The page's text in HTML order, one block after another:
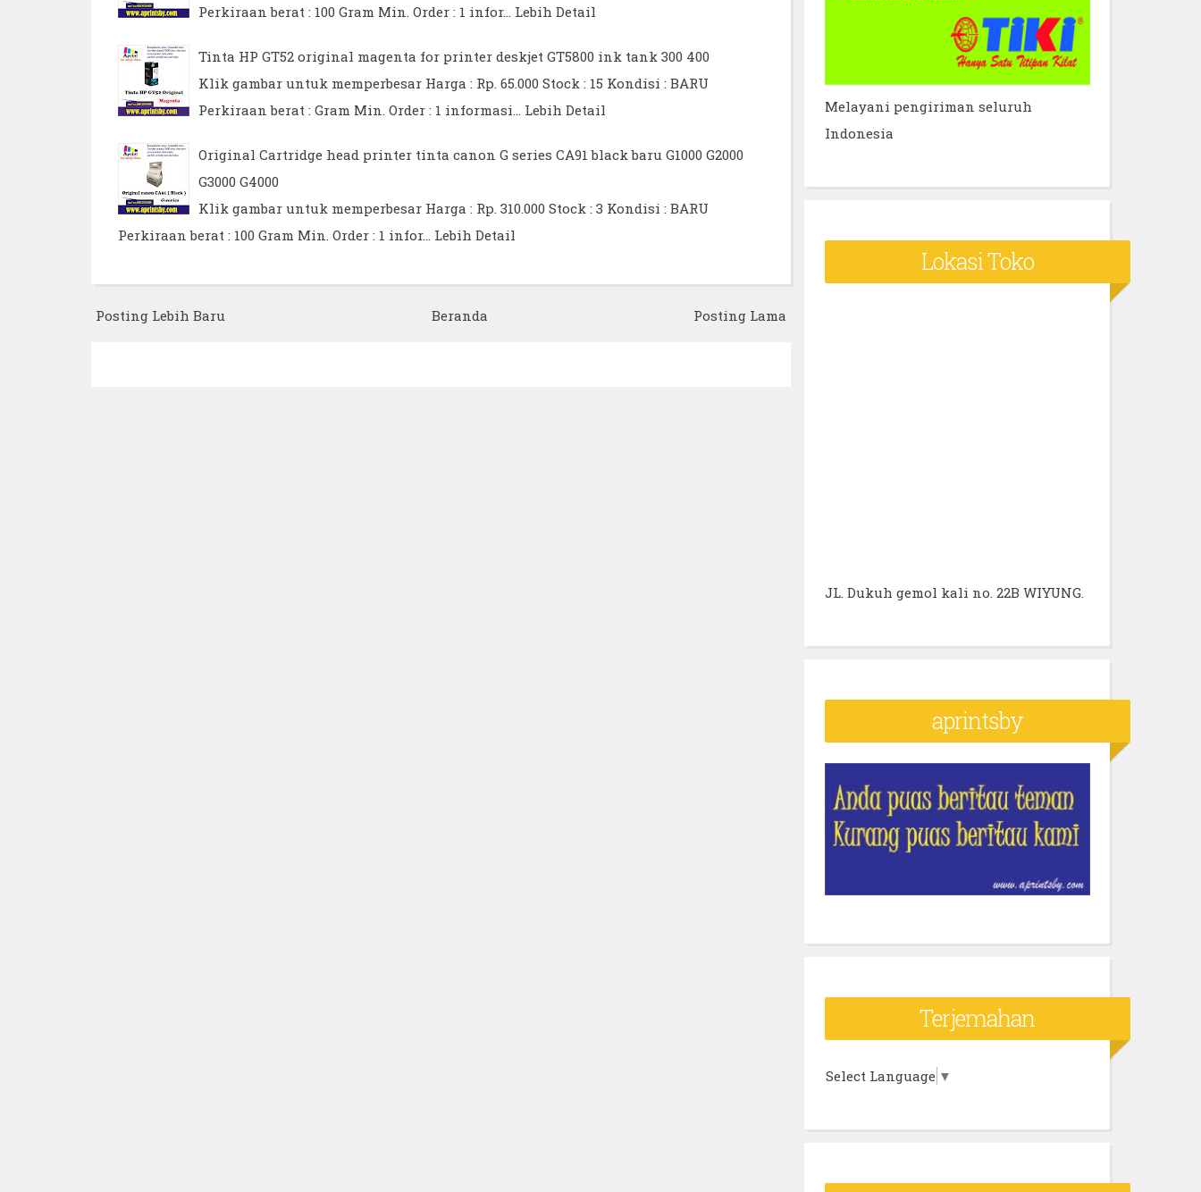
Perkiraan berat : 100 Gram Min. Order : 1 infor… Lebih Detail
Tinta HP GT52 original magenta for printer deskjet GT5800 ink tank 300 400
Klik gambar untuk memperbesar Harga : Rp. 65.000 Stock : 15 Kondisi : BARU
Perkiraan berat : Gram Min. Order : 1 informasi… Lebih Detail
Original Cartridge head printer tinta canon G series CA91 black baru G1000 G2000
G3000 G4000
Klik gambar untuk memperbesar Harga : Rp. 310.000 Stock : 3 Kondisi : BARU
Perkiraan berat : 100 Gram Min. Order : 1 infor… Lebih Detail
Posting Lebih Baru Posting Lama
Beranda
Melayani pengiriman seluruh
Indonesia
Lokasi Toko
JL. Dukuh gemol kali no. 22B WIYUNG.
aprintsby
Terjemahan
Select Language ▼